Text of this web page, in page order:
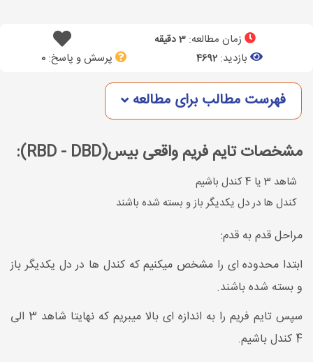
زمان مطالعه: 3 دقیقه
بازدید: 4692 پرسش و پاسخ:0
فهرست مطالب برای مطالعه
مشخصات تایم فریم واقعی بیس(RBD - DBD):
شاهد 3 یا 4 کندل باشیم
کندل ها در دل یکدیگر باز و بسته شده باشند
مراحل قدم به قدم:
ابتدا محدوده ای را مشخص میکنیم که کندل ها در دل یکدیگر باز
و بسته شده باشند.
سپس تایم فریم را به اندازه ای بالا میبریم که نهایتا شاهد 3 الی
4 کندل باشیم.